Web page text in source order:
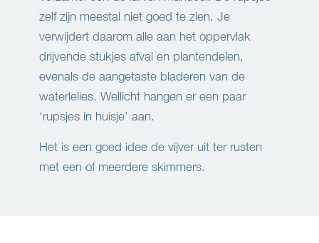
zelf zijn meestal niet goed te zien. Je
verwijdert daarom alle aan het oppervlak
drijvende stukjes afval en plantendelen,
evenals de aangetaste bladeren van de
waterlelies. Wellicht hangen er een paar
‘rupsjes in huisje’ aan.
Het is een goed idee de vijver uit ter rusten
met een of meerdere skimmers.